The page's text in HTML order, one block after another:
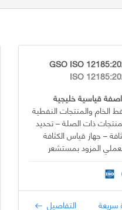
GSO ISO
ISO
قياسية خليجية
الخام والمنتجات النفطية
ذات الصلة – تحديد
– جهاز قياس الكثافة
المزود بمستشعر
التفاصيل